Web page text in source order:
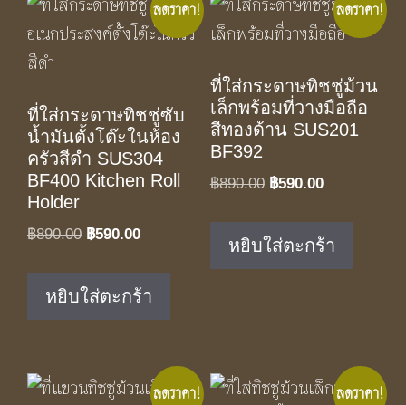
ลดราคา!
ที่ใส่กระดาษทิชชู่ซับ
น้ำมันตั้งโต๊ะในห้อง
ครัวสีดำ SUS304
BF400 Kitchen Roll
Holder
฿890.00 Original
was:
฿890.00.
฿590.00Current
฿590.00.
หยิบใส่ตะกร้า
ลดราคา!
ที่ใส่กระดาษทิชชู่ม้วน
เล็กพร้อมที่วางมือถือ
สีทองด้าน SUS201
BF392
฿890.00 Original
was:
฿890.00.
฿590.00Current
฿590.00.
หยิบใส่ตะกร้า
ลดราคา! ลดราคา!